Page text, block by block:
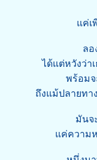
แค่เ
ลอ
ได้แต่หวังว่า
พร้อมจ
ถึงแม้ปลายทา
มันจ
แค่ความ